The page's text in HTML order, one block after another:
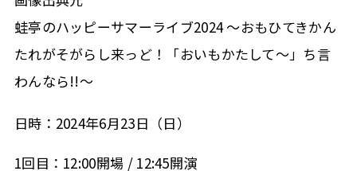
蛙亭のハッピーサマーライブ2024 ～おもひてきかん
たれがそがらし来っど！「おいもかたして～」ち言
わんなら!!～
日時：2024年6月23日（日）
1回目：12:00開場 / 12:45開演